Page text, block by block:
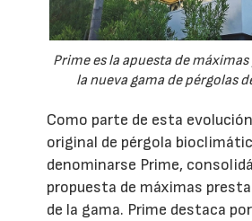
Prime es la apuesta de
la nueva gama de pérgolas
Como parte de esta
original de pérgola
denominarse Prime,
propuesta de máximas
de la gama. Prime destaca